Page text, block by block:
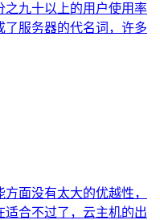
之九十以上的用户使用率
服务器的代名词，许多
面没有太大的优越性，
合不过了，云主机的出